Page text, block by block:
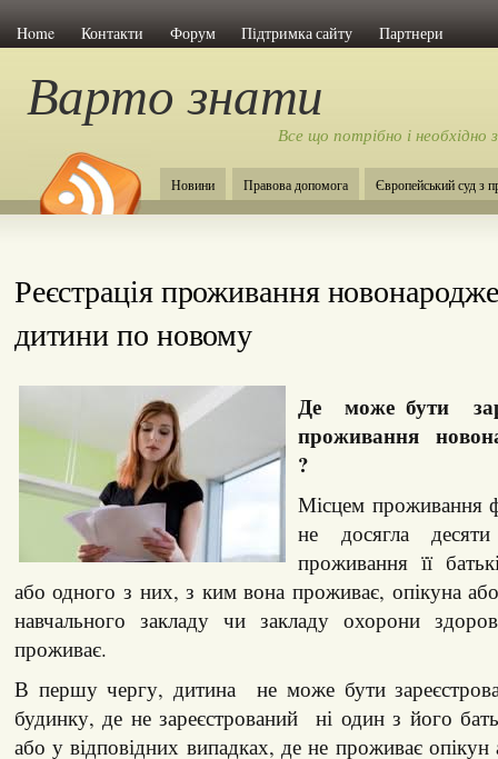
Home Контакти Форум Підтримка сайту Партнери
Варто знати
Все що потрібно і
Новини Правова допомога Європейський суд з
Реєстрація проживання
дитини по новому
Де може бути
проживання
?
Місцем проживання
не досягла
проживання її
або одного з них, з ким вона проживає, опікуна
навчального закладу чи закладу охорони
проживає.
В першу чергу, дитина не може бути
будинку, де не зареєстрований ні один з його
або у відповідних випадках, де не проживає опікун